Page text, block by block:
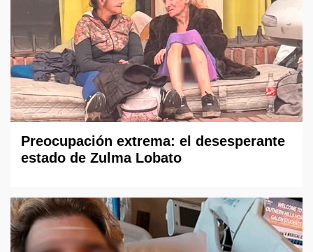
Preocupación extrema: el desesperante
estado de Zulma Lobato